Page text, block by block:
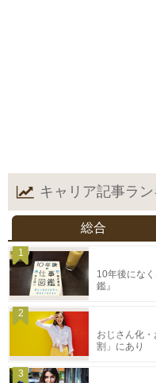
キャリア記事ラ
総合
1
10年後にな
鑑』
2
おじさん化
割」にあり
3